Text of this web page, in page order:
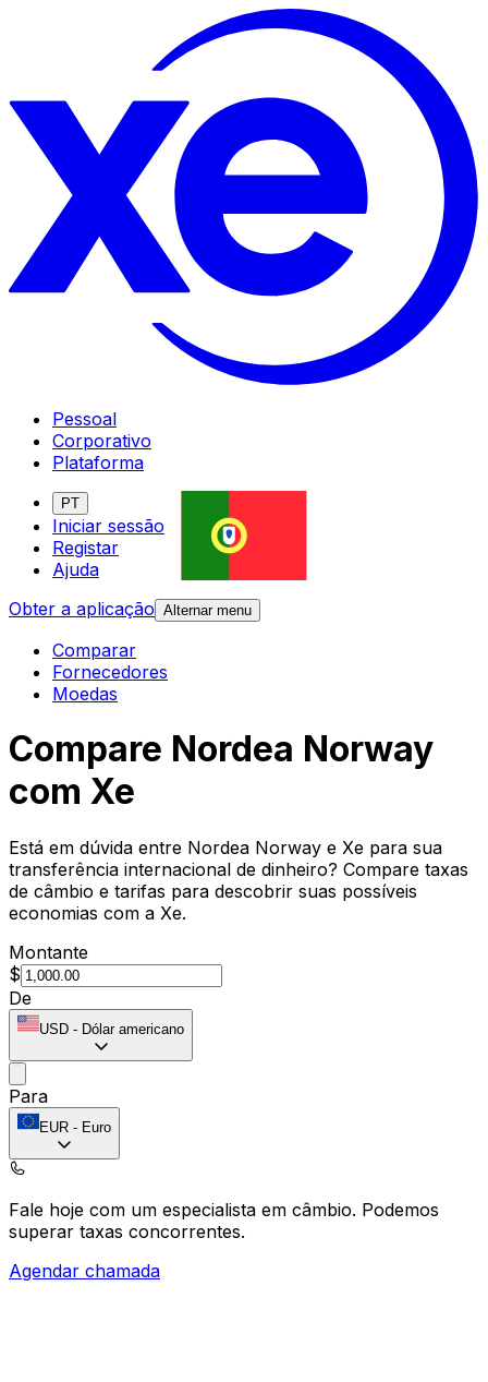
Pessoal
Corporativo
Plataforma
PT
Iniciar sessão
Registar
Ajuda
Obter a aplicação Alternar menu
Comparar
Fornecedores
Moedas
Compare Nordea Norway
com Xe
Está em dúvida entre Nordea Norway e Xe para sua
transferência internacional de dinheiro? Compare taxas
de câmbio e tarifas para descobrir suas possíveis
economias com a Xe.
Montante
$
De
USD - Dólar americano
Para
EUR - Euro
Fale hoje com um especialista em câmbio. Podemos
superar taxas concorrentes.
Agendar chamada